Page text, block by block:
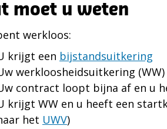
moet u weten
werkloos:
krijgt een bijstandsuitkering
werkloosheidsuitkering
contract loopt bijna af en u
krijgt WW en u heeft een
het UWV)